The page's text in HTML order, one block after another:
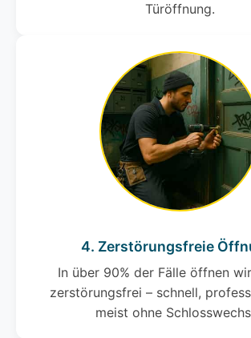
Türöffnung.
4. Zerstörungsfreie
In über 90% der Fälle öffnen
zerstörungsfrei – schnell,
meist ohne